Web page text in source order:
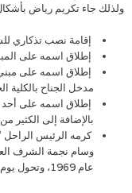
ولذلك جاء تكريم رياض
إقامة نصب تذكاري
إطلاق اسمه على
إطلاق اسمه على
مدخل الجناح بالكلية
إطلاق اسمه على أحد
بالإضافة إلى الكثير
كرمه الرئيس الراحل
وسام نجمة الشرف
عام 1969، وتحول يوم 9 مارس إلى يوم الشهيد.